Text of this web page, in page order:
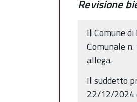
Revisione
Il Comune
Comunale
allega.
Il suddetto
22/12/2024